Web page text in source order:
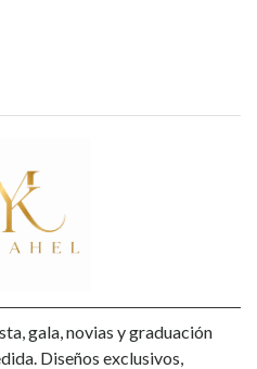
gala, novias y graduación
Diseños exclusivos,